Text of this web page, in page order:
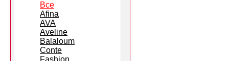
Все
Afina
AVA
Aveline
Balaloum
Conte
Fashion